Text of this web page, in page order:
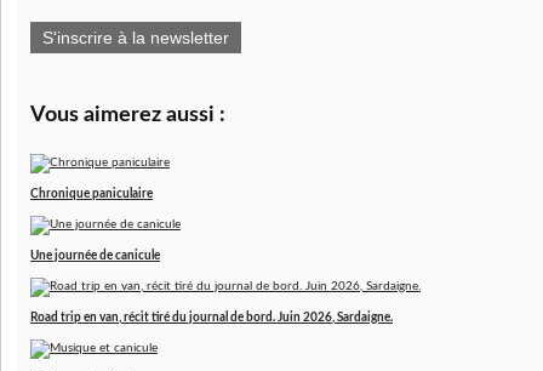
S'inscrire à la newsletter
Vous aimerez aussi :
Chronique paniculaire
Une journée de canicule
Road trip en van, récit tiré du journal de bord. Juin 2026, Sardaigne.